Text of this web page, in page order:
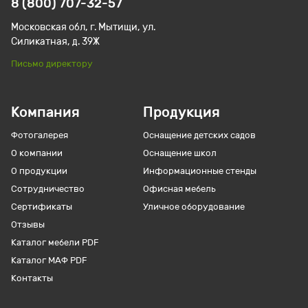
Компания
Фотогалерея
О компании
О продукции
Сотрудничество
Сертификаты
Отзывы
Каталог мебели PDF
Каталог МАФ PDF
Контакты
Продукция
Оснащение детских садов
Оснащение школ
Информационные стенды
Офисная мебель
Уличное оборудование
8 (800) 707-32-57
Московская обл, г. Мытищи, ул.
Силикатная, д. 39Ж
Письмо директору